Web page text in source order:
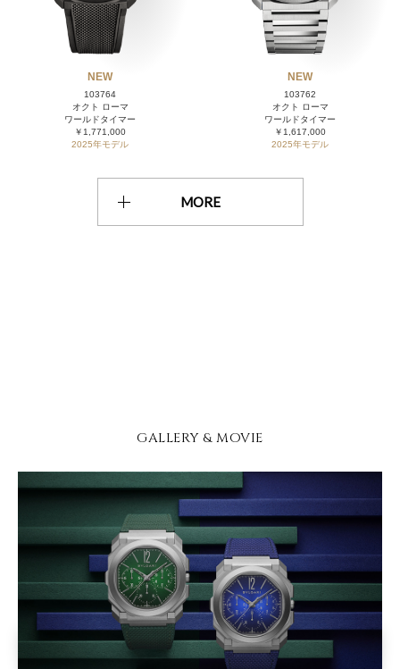
NEW
103764
オクト ローマ
ワールドタイマー
￥1,771,000
2025年モデル
NEW
103762
オクト ローマ
ワールドタイマー
￥1,617,000
2025年モデル
MORE
GALLERY & MOVIE